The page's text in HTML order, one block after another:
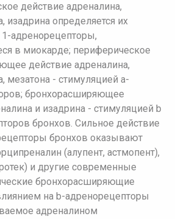
действие адреналина,
изадрина определяется их
адренорецепторы,
в миокарде; периферическое
действие адреналина,
мезатона - стимуляцией a-
бронхорасширяющее
и изадрина - стимуляцией b
бронхов. Сильное действие
бронхов оказывают
(алупент, астмопент),
и другие современные
бронхорасширяющие
на b-адренорецепторы
адреналином